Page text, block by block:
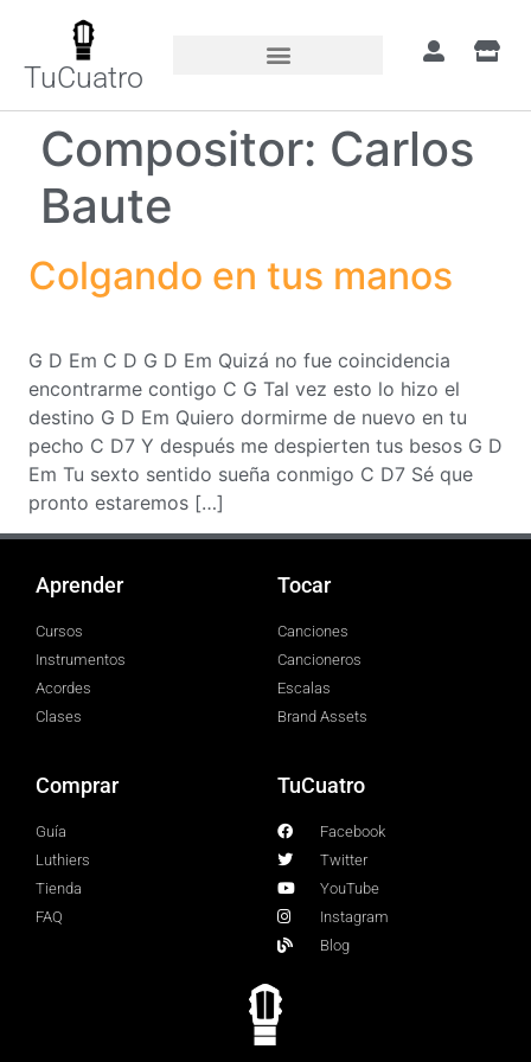
TuCuatro
Compositor: Carlos
Baute
Colgando en tus manos
G D Em C D G D Em Quizá no fue coincidencia
encontrarme contigo C G Tal vez esto lo hizo el
destino G D Em Quiero dormirme de nuevo en tu
pecho C D7 Y después me despierten tus besos G D
Em Tu sexto sentido sueña conmigo C D7 Sé que
pronto estaremos […]
Aprender
Cursos
Instrumentos
Acordes
Clases
Tocar
Canciones
Cancioneros
Escalas
Brand Assets
Comprar
Guía
Luthiers
Tienda
FAQ
TuCuatro
Facebook
Twitter
YouTube
Instagram
Blog